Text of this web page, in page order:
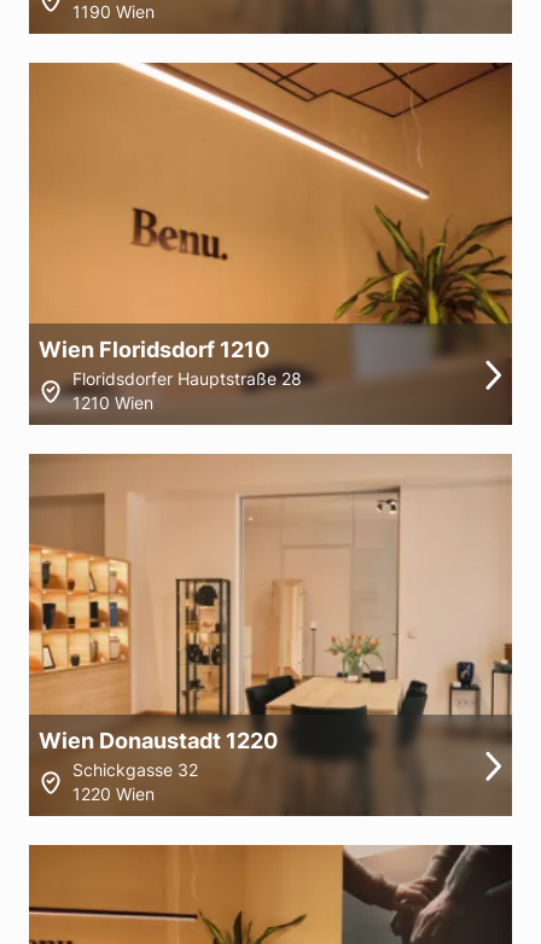
1190 Wien
Wien Floridsdorf 1210
Floridsdorfer Hauptstraße 28
1210 Wien
Wien Donaustadt 1220
Schickgasse 32
1220 Wien